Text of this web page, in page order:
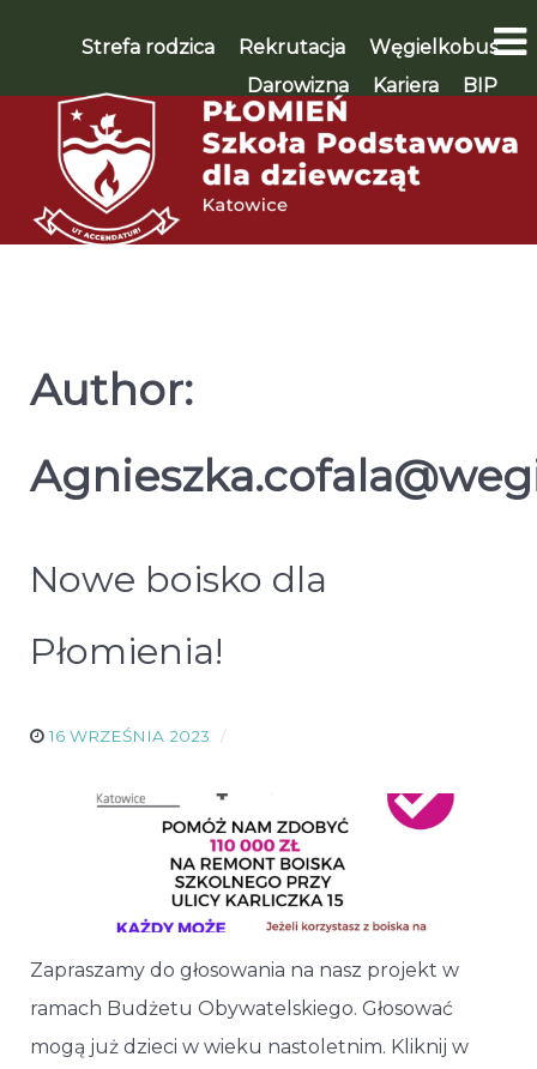
Strefa rodzica Rekrutacja
Węgielkobus
Darowizna
Kariera BIP
WSPIERAM 🡪
Author:
Nowe boisko dla
Płomienia!
16 WRZEŚNIA 2023
Zapraszamy do głosowania na nasz projekt w
ramach Budżetu Obywatelskiego. Głosować
mogą już dzieci w wieku nastoletnim. Kliknij w